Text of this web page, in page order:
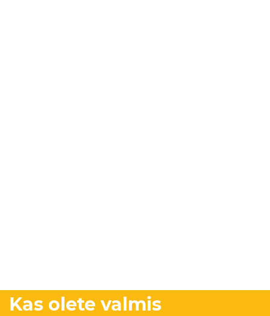
Kas olete valmis